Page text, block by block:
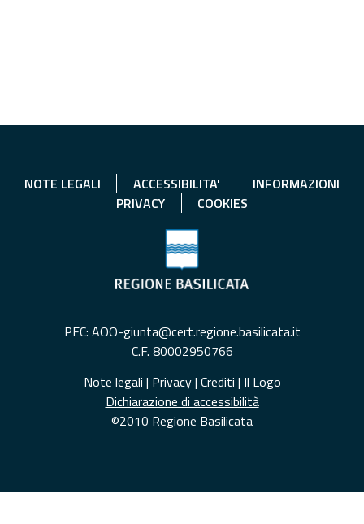
NOTE LEGALI ACCESSIBILITA'
INFORMAZIONI
PRIVACY
COOKIES
PEC: AOO-giunta@cert.regione.basilicata.it
C.F. 80002950766
Note legali | Privacy| Crediti | Il Logo
Dichiarazione di accessibilità
©2010 Regione Basilicata